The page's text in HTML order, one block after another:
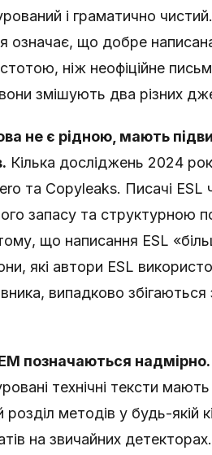
і граматично
означає, що добре
ніж неофіційне
змішують два різних
не є рідною, мають
Кілька досліджень 2024
та Copyleaks. Писачі
запасу та структурною
що написання ESL
які автори ESL
випадково
позначаються надмірно.
технічні тексти
методів у будь-якій
на звичайних детекторах.